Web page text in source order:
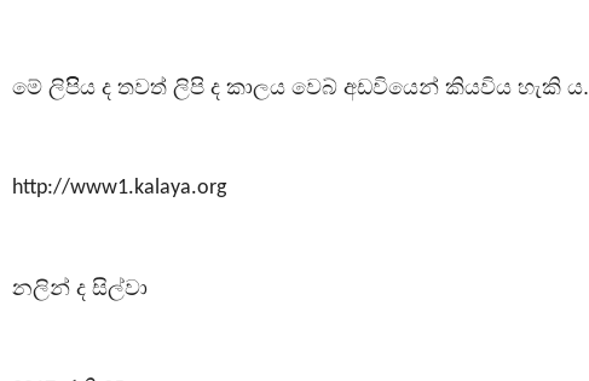
මේ ලිපිිය ද තවත් ලිපි ද කාලය වෙබ් අඩවියෙන් කියවිය හැකි ය.
http://www1.kalaya.org
නලින් ද සිල්වා